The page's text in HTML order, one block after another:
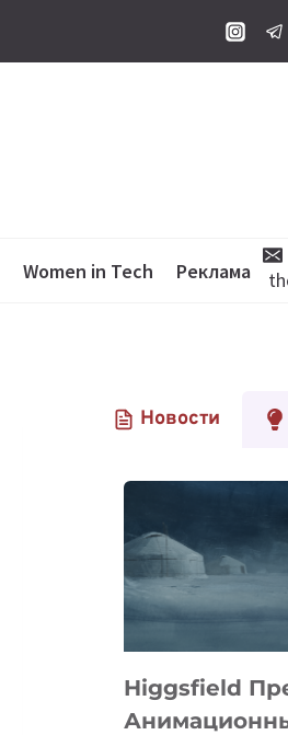
Women in Tech Реклама
Новости
Higgsfield